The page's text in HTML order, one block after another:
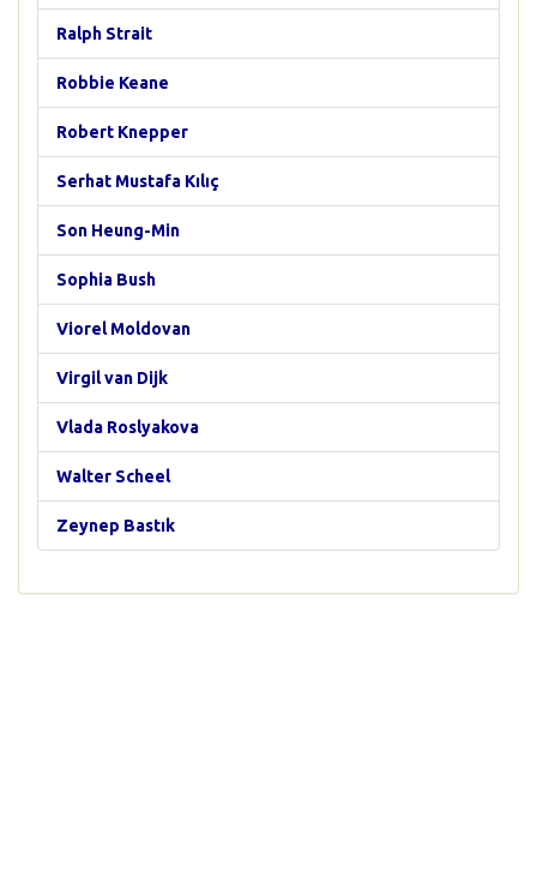
Ralph Strait
Robbie Keane
Robert Knepper
Serhat Mustafa Kılıç
Son Heung-Min
Sophia Bush
Viorel Moldovan
Virgil van Dijk
Vlada Roslyakova
Walter Scheel
Zeynep Bastık